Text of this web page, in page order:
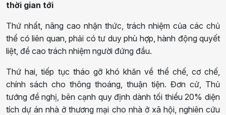
thời gian tới
Thứ nhất, nâng cao nhận thức, trách nhiệm của các chủ
thể có liên quan, phải có tư duy phù hợp, hành động quyết
liệt, đề cao trách nhiệm người đứng đầu.
Thứ hai, tiếp tục tháo gỡ khó khăn về thể chế, cơ chế,
chính sách cho thông thoáng, thuận tiện. Đơn cử, Thủ
tướng đề nghị, bên cạnh quy định dành tối thiểu 20% diện
tích dự án nhà ở thương mại cho nhà ở xã hội, nghiên cứu